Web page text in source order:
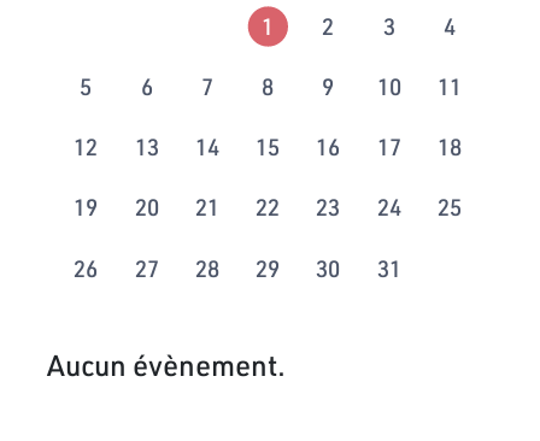
1 2 3 4
5 6 7 8 9 10 11
12 13 14 15 16 17 18
19 20 21 22 23 24 25
26 27 28 29 30 31
Aucun évènement.